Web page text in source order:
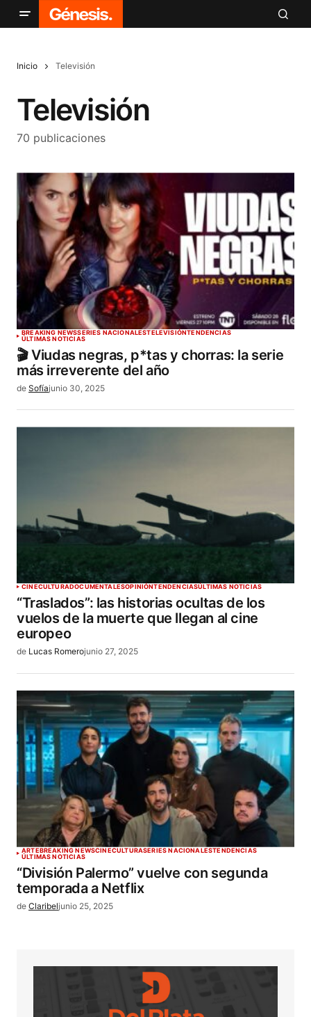
Inicio Televisión
Televisión
70 publicaciones
BREAKING NEWSSERIES NACIONALESTELEVISIÓNTENDENCIAS
ÚLTIMAS NOTICIAS
🎬 Viudas negras, p*tas y chorras: la serie
más irreverente del año
de Sofíajunio 30, 2025
CINECULTURADOCUMENTALESOPINIÓNTENDENCIASÚLTIMAS NOTICIAS
“Traslados”: las historias ocultas de los
vuelos de la muerte que llegan al cine
europeo
de Lucas Romerojunio 27, 2025
ARTEBREAKING NEWSCINECULTURASERIES NACIONALESTENDENCIAS
ÚLTIMAS NOTICIAS
“División Palermo” vuelve con segunda
temporada a Netflix
de Claribeljunio 25, 2025